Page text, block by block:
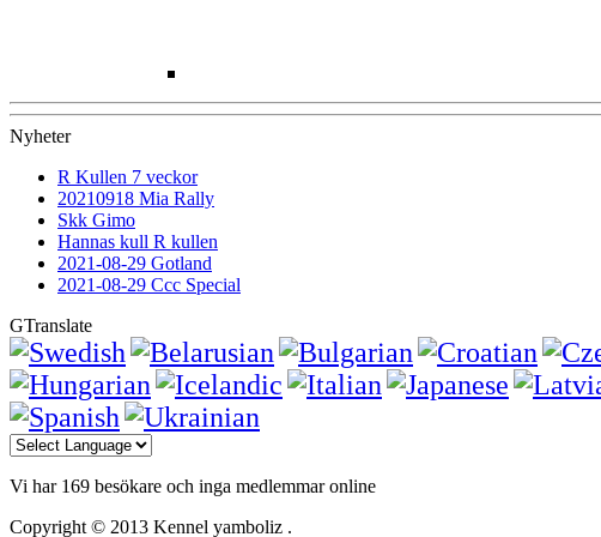
Nyheter
R Kullen 7 veckor
20210918 Mia Rally
Skk Gimo
Hannas kull R kullen
2021-08-29 Gotland
2021-08-29 Ccc Special
GTranslate
Vi har 169 besökare och inga medlemmar online
Copyright © 2013 Kennel yamboliz .